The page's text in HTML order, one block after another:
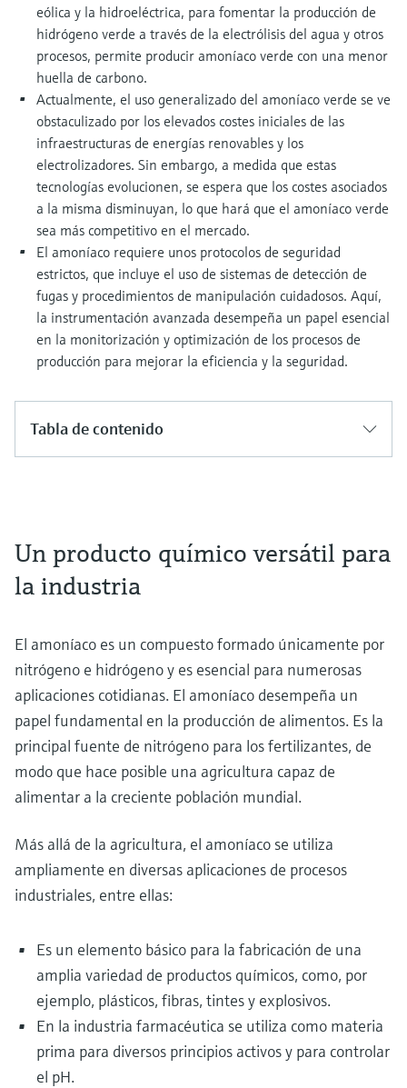
eólica y la hidroeléctrica, para fomentar la producción de
hidrógeno verde a través de la electrólisis del agua y otros
procesos, permite producir amoníaco verde con una menor
huella de carbono.
Actualmente, el uso generalizado del amoníaco verde se ve
obstaculizado por los elevados costes iniciales de las
infraestructuras de energías renovables y los
electrolizadores. Sin embargo, a medida que estas
tecnologías evolucionen, se espera que los costes asociados
a la misma disminuyan, lo que hará que el amoníaco verde
sea más competitivo en el mercado.
El amoníaco requiere unos protocolos de seguridad
estrictos, que incluye el uso de sistemas de detección de
fugas y procedimientos de manipulación cuidadosos. Aquí,
la instrumentación avanzada desempeña un papel esencial
en la monitorización y optimización de los procesos de
producción para mejorar la eficiencia y la seguridad.
Tabla de contenido
Un producto químico versátil para
la industria
El amoníaco es un compuesto formado únicamente por
nitrógeno e hidrógeno y es esencial para numerosas
aplicaciones cotidianas. El amoníaco desempeña un
papel fundamental en la producción de alimentos. Es la
principal fuente de nitrógeno para los fertilizantes, de
modo que hace posible una agricultura capaz de
alimentar a la creciente población mundial.
Más allá de la agricultura, el amoníaco se utiliza
ampliamente en diversas aplicaciones de procesos
industriales, entre ellas:
Es un elemento básico para la fabricación de una
amplia variedad de productos químicos, como, por
ejemplo, plásticos, fibras, tintes y explosivos.
En la industria farmacéutica se utiliza como materia
prima para diversos principios activos y para controlar
el pH.